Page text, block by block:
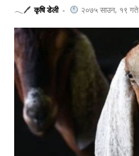
𓂃🖊 कृषि डेली - २०७५ साउन, १९ गते